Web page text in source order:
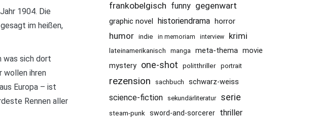
1904. Die
im heißen,
was sich dort
wollen ihren
Europa – ist
Rennen aller
frankobelgisch funny gegenwart
graphic novel historiendrama horror
humor indie in memoriam interview krimi
lateinamerikanisch manga meta-thema movie
mystery one-shot politthriller portrait
rezension sachbuch schwarz-weiss
science-fiction sekundärliteratur serie
steam-punk sword-and-sorcerer thriller